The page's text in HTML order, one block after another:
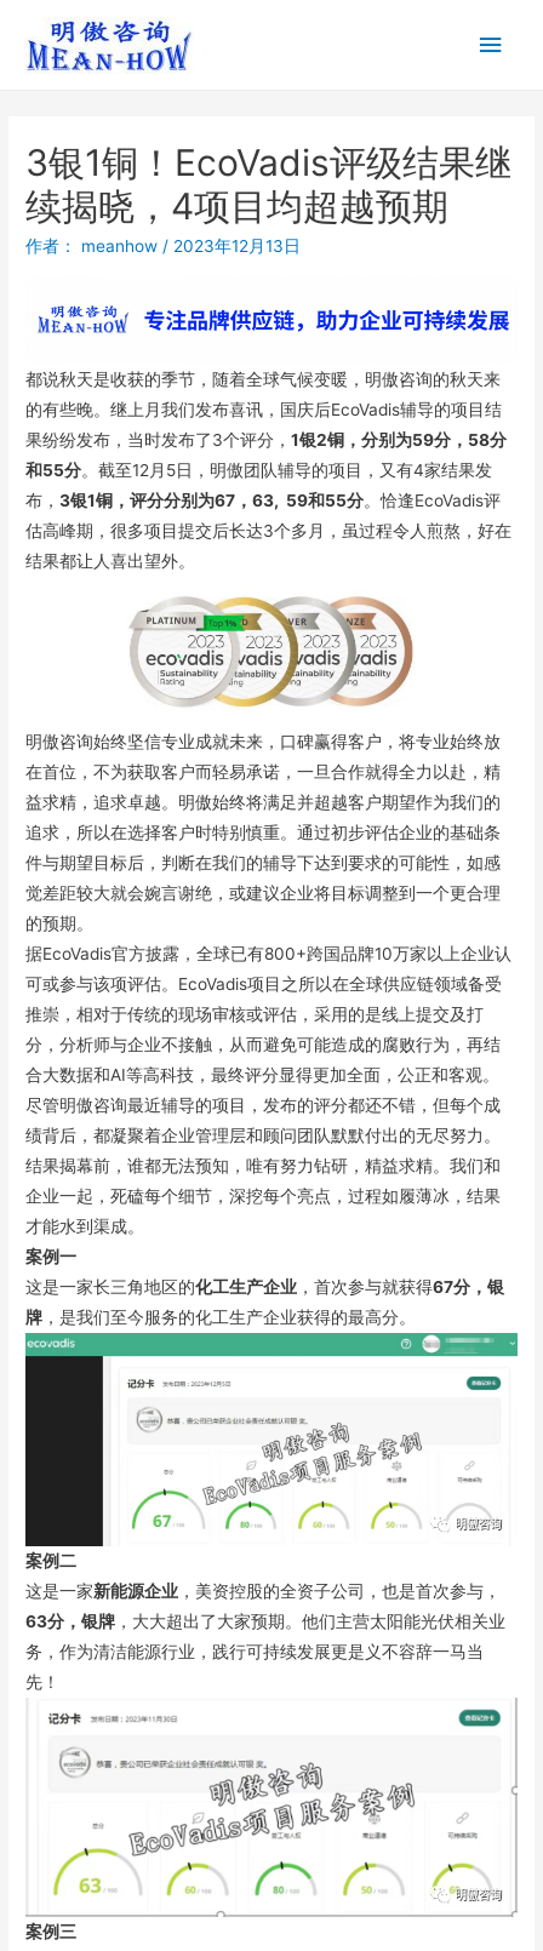
3银1铜！EcoVadis评级结果继
续揭晓，4项目均超越预期
作者： meanhow / 2023年12月13日
都说秋天是收获的季节，随着全球气候变暖，明傲咨询的秋天来
的有些晚。继上月我们发布喜讯，国庆后EcoVadis辅导的项目结
果纷纷发布，当时发布了3个评分，1银2铜，分别为59分，58分
和55分。截至12月5日，明傲团队辅导的项目，又有4家结果发
布，3银1铜，评分分别为67，63, 59和55分。恰逢EcoVadis评
估高峰期，很多项目提交后长达3个多月，虽过程令人煎熬，好在
结果都让人喜出望外。
明傲咨询始终坚信专业成就未来，口碑赢得客户，将专业始终放
在首位，不为获取客户而轻易承诺，一旦合作就得全力以赴，精
益求精，追求卓越。明傲始终将满足并超越客户期望作为我们的
追求，所以在选择客户时特别慎重。通过初步评估企业的基础条
件与期望目标后，判断在我们的辅导下达到要求的可能性，如感
觉差距较大就会婉言谢绝，或建议企业将目标调整到一个更合理
的预期。
据EcoVadis官方披露，全球已有800+跨国品牌10万家以上企业认
可或参与该项评估。EcoVadis项目之所以在全球供应链领域备受
推崇，相对于传统的现场审核或评估，采用的是线上提交及打
分，分析师与企业不接触，从而避免可能造成的腐败行为，再结
合大数据和AI等高科技，最终评分显得更加全面，公正和客观。
尽管明傲咨询最近辅导的项目，发布的评分都还不错，但每个成
绩背后，都凝聚着企业管理层和顾问团队默默付出的无尽努力。
结果揭幕前，谁都无法预知，唯有努力钻研，精益求精。我们和
企业一起，死磕每个细节，深挖每个亮点，过程如履薄冰，结果
才能水到渠成。
案例一
这是一家长三角地区的化工生产企业 ，首次参与就获得67分，银
牌 ，是我们至今服务的化工生产企业获得的最高分。
案例二
这是一家新能源企业 ，美资控股的全资子公司，也是首次参与，
63分，银牌 ，大大超出了大家预期。他们主营太阳能光伏相关业
务，作为清洁能源行业，践行可持续发展更是义不容辞一马当
先！
案例三